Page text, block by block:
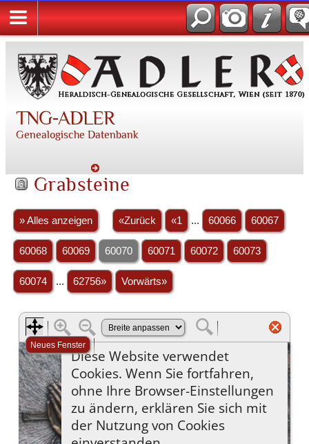
TNG-ADLER
Genealogische Datenbank
Grabsteine
» Alles anzeigen «Zurück «1 ... 60066 60067
60068 60069 60070 60071 60072 60073
60074 ... 62756» Vorwärts»